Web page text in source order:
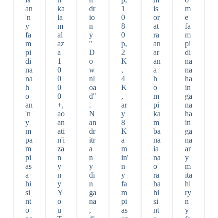
an
'n
y
fa
m
pi
di
na
na
h
o
an
'n
y
m
pa
m
pi
as
a
hi
si
nt
o
ka
la
m
al
az
a
1
0
0
0
0
+,
ao
an
ati
n'i
za
n
y
n
y
Y
o
u
dr
io
n
y
"
D
o
w
nl
oa
d"
.
N
an
dr
itr
a
n
y
di
n
ga
na
,
1
0
8
0
p,
2
K
,
4
K
,
ar
y
8
K
a
m
in'
n
y
fa
m
pi
as
is
or
at
ra
an
ar
an
a
h
o
m
pi
ka
m
ba
na
ia
na
o
ra
ha
hi
si
nt
m
e
fa
m
pi
di
na
na
ha
in
ga
na
ha
in
ga
na
ar
y
m
ita
hi
ry
n
y